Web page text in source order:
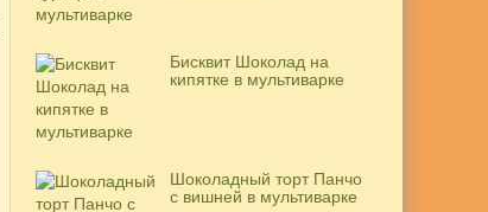
Бисквит Шоколад на
кипятке в мультиварке
Шоколадный торт Панчо
с вишней в мультиварке